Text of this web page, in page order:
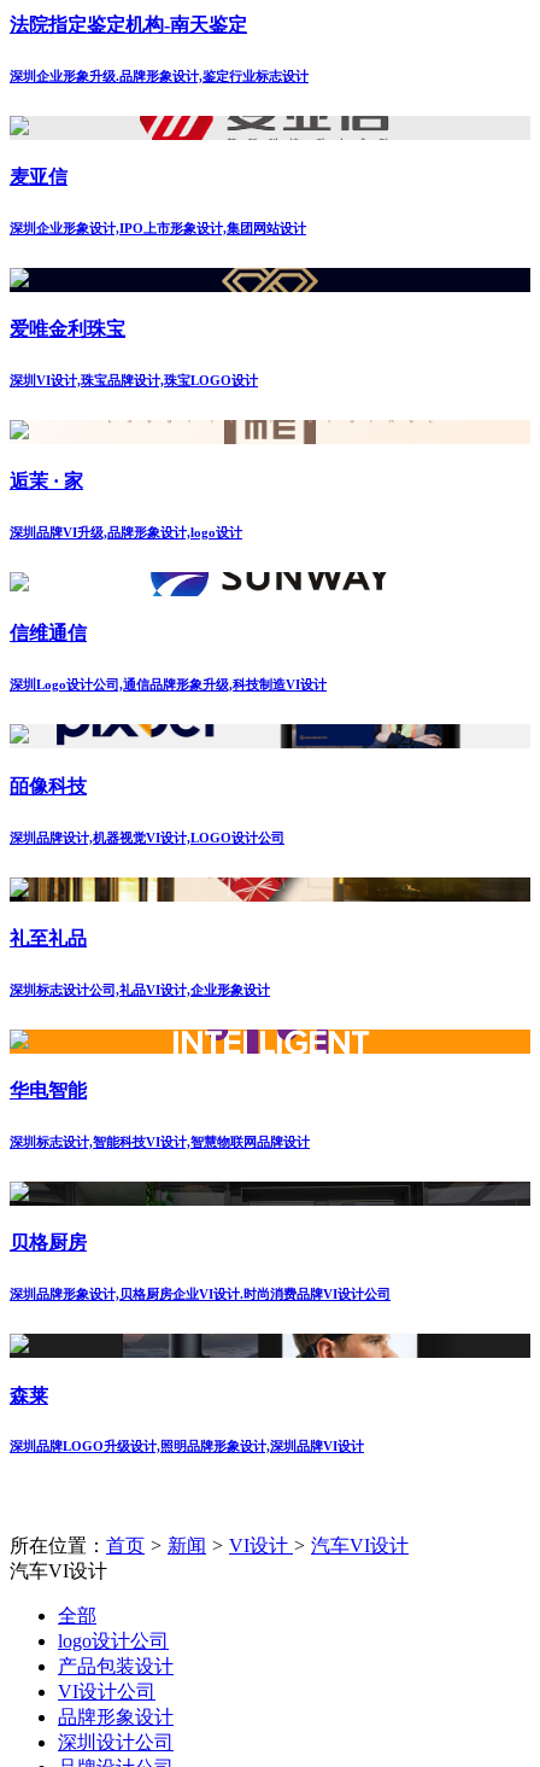
法院指定鉴定机构-南天鉴定
深圳企业形象升级.品牌形象设计,鉴定行业标志设计
麦亚信
深圳企业形象设计,IPO上市形象设计,集团网站设计
爱唯金利珠宝
深圳VI设计,珠宝品牌设计,珠宝LOGO设计
逅茉 · 家
深圳品牌VI升级,品牌形象设计,logo设计
信维通信
深圳Logo设计公司,通信品牌形象升级,科技制造VI设计
皕像科技
深圳品牌设计,机器视觉VI设计,LOGO设计公司
礼至礼品
深圳标志设计公司,礼品VI设计,企业形象设计
华电智能
深圳标志设计,智能科技VI设计,智慧物联网品牌设计
贝格厨房
深圳品牌形象设计,贝格厨房企业VI设计.时尚消费品牌VI设计公司
森莱
深圳品牌LOGO升级设计,照明品牌形象设计,深圳品牌VI设计
所在位置： 首页 > 新闻 > VI设计 > 汽车VI设计
汽车VI设计
全部
logo设计公司
产品包装设计
VI设计公司
品牌形象设计
深圳设计公司